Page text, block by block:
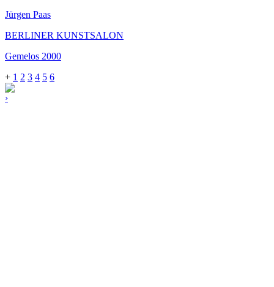
Jürgen Paas
BERLINER KUNSTSALON
Gemelos 2000
+ 1 2 3 4 5 6
›